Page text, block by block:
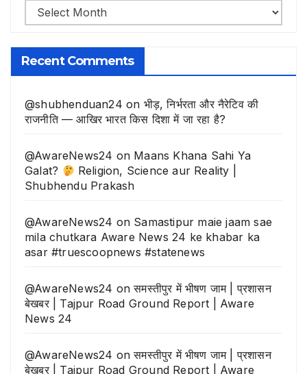
भूली-
बिसरी
खबरे
Recent Comments
@shubhenduan24 on भीड़, निर्भरता और नैरेटिव की
राजनीति — आखिर भारत किस दिशा में जा रहा है?
@AwareNews24 on Maans Khana Sahi Ya
Galat?
Religion, Science aur Reality |
Shubhendu Prakash
@AwareNews24 on Samastipur maie jaam sae
mila chutkara Aware News 24 ke khabar ka
asar #truescoopnews #statenews
@AwareNews24 onसमस्तीपुर में भीषण जाम | प्रशासन
बेखबर | Tajpur Road Ground Report | Aware
News 24
@AwareNews24 onसमस्तीपुर में भीषण जाम | प्रशासन
बेखबर | Tajpur Road Ground Report | Aware